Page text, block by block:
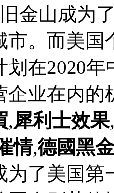
金山成为
市。而美国
划在2020
企业在内
,犀利士效果,
情,德國黑
为了美国